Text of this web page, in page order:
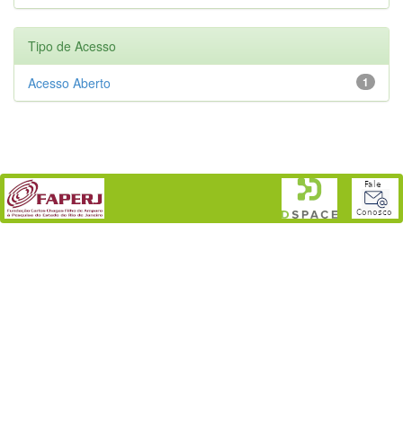
Tipo de Acesso
1
Acesso Aberto